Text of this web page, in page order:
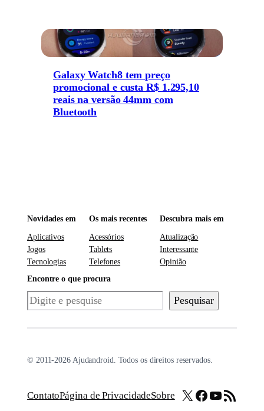
Galaxy Watch8 tem preço
promocional e custa R$ 1.295,10
reais na versão 44mm com
Bluetooth
Novidades em
Aplicativos
Jogos
Tecnologias
Os mais recentes
Acessórios
Tablets
Telefones
Descubra mais em
Atualização
Interessante
Opinião
Encontre o que procura
Pesquisar Pesquisar
© 2011-2026 Ajudandroid. Todos os direitos reservados.
ContatoPágina de PrivacidadeSobre X Facebook
Youtube
Feed RSS